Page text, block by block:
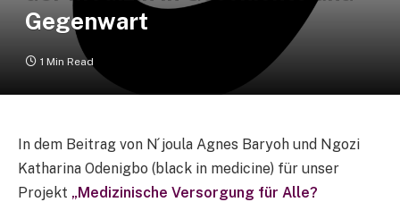
Gegenwart
1 Min Read
In dem Beitrag von N ́joula Agnes Baryoh und Ngozi
Katharina Odenigbo (black in medicine) für unser
Projekt „Medizinische Versorgung für Alle?